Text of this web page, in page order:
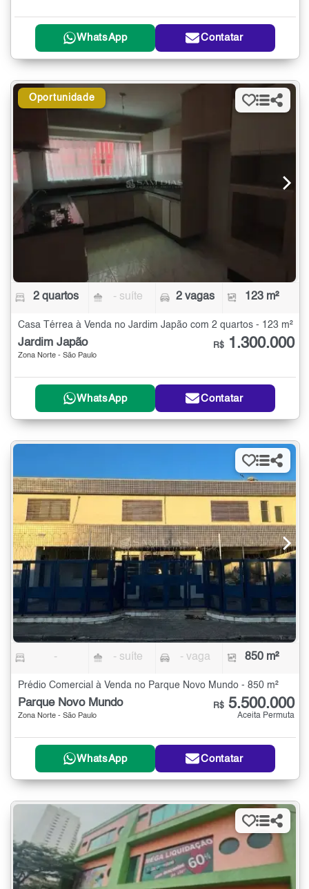
WhatsApp Contatar
Oportunidade
2 quartos - suíte 2 vagas 123 m²
Casa Térrea à Venda no Jardim Japão com 2 quartos - 123 m²
Jardim Japão
Zona Norte - São Paulo
R$ 1.300.000
WhatsApp Contatar
- - suíte - vaga 850 m²
Prédio Comercial à Venda no Parque Novo Mundo - 850 m²
Parque Novo Mundo
Zona Norte - São Paulo
R$ 5.500.000
Aceita Permuta
WhatsApp Contatar